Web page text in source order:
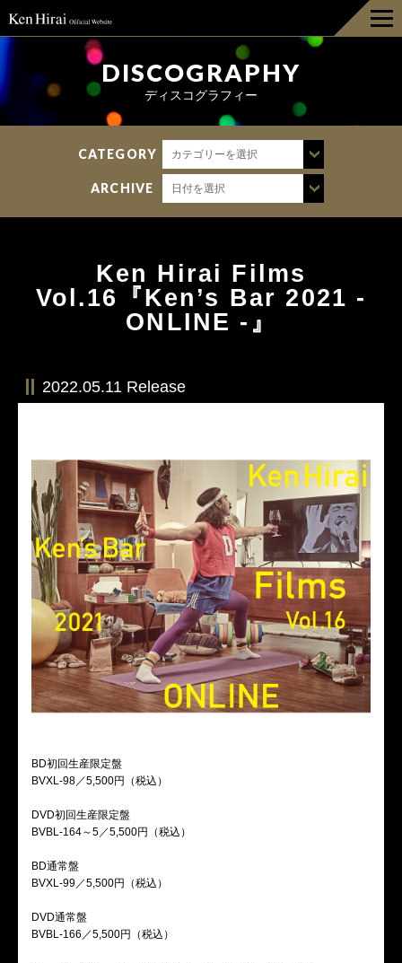
INFORMATION
DISCOGRAPHY
GOODS
MAIL MAGAZINE
CONTACT
DISCOGRAPHY
ディスコグラフィー
CATEGORY カテゴリーを選択
ARCHIVE 日付を選択
Ken Hirai Films
Vol.16『Ken’s Bar 2021 -
ONLINE -』
2022.05.11 Release
BD初回生産限定盤
BVXL-98／5,500円（税込）
DVD初回生産限定盤
BVBL-164～5／5,500円（税込）
BD通常盤
BVXL-99／5,500円（税込）
DVD通常盤
BVBL-166／5,500円（税込）